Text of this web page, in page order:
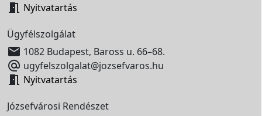
 Nyitvatartás
Ügyfélszolgálat
 1082 Budapest, Baross u. 66–68.
 ugyfelszolgalat@jozsefvaros.hu
 Nyitvatartás
Józsefvárosi Rendészet